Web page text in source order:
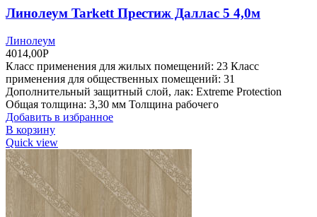
Линолеум Tarkett Престиж Даллас 5 4,0м
Линолеум
4014,00Р
Класс применения для жилых помещений: 23 Класс
применения для общественных помещений: 31
Дополнительный защитный слой, лак: Extreme Protection
Общая толщина: 3,30 мм Толщина рабочего
Добавить в избранное
В корзину
Quick view